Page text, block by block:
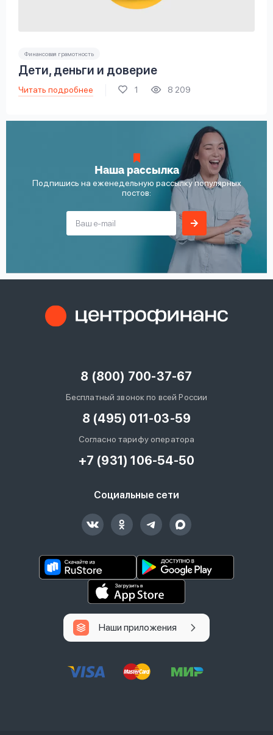
Финансовая грамотность
Дети, деньги и доверие
Читать подробнее 1 8 209
Наша рассылка
Подпишись на еженедельную рассылку популярных
постов:
8 (800) 700-37-67
Бесплатный звонок по всей России
8 (495) 011-03-59
Согласно тарифу оператора
+7 (931) 106-54-50
Социальные сети
Наши приложения